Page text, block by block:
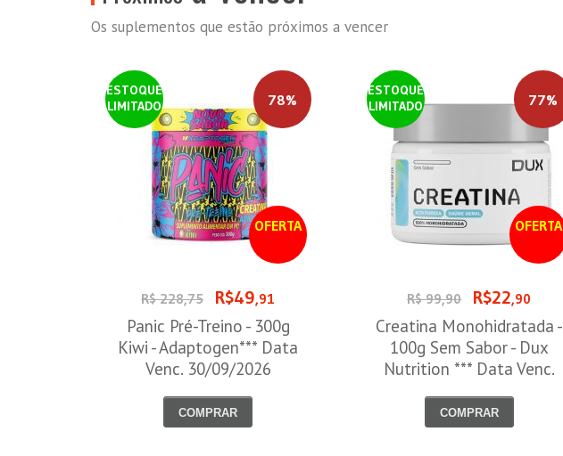
Os suplementos que estão próximos a vencer
ESTOQUE
LIMITADO
OFERTA
78%
R$ 228,75 R$49,91
Panic Pré-Treino - 300g
Kiwi - Adaptogen*** Data
Venc. 30/09/2026
COMPRAR
ESTOQUE
LIMITADO
OFERTA
77%
R$ 99,90 R$22,90
Creatina Monohidratada -
100g Sem Sabor - Dux
Nutrition *** Data Venc.
COMPRAR